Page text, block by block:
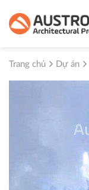
content
Trang chủ Dự án